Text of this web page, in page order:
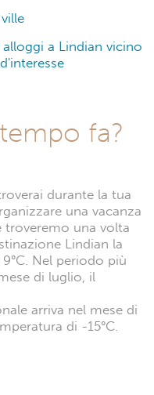
a Lindian vicino
fa?
durante la tua
una vacanza
troveremo una volta
Lindian la
Nel periodo più
di luglio, il
arriva nel mese di
di -15°C.